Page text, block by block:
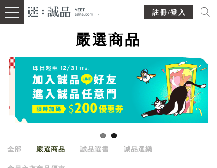
註冊/登入
嚴選商品
全部 嚴選商品 誠品選書 誠品選樂